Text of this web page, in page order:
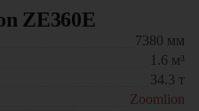
ZE360E
7380 мм
1.6 м³
34.3 т
Zoomlion